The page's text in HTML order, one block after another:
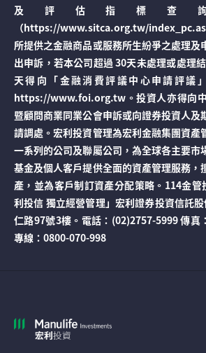
及評估指標查
（https://www.sitca.org.tw/
所提供之金融商品或服務所生紛爭之處理及
出申訴，若本公司超過 30天未處理或處理
天得向「金融消費評議中心申請評議
https://www.foi.org.tw。投資人亦得向
暨顧問商業同業公會申訴或向證券投資人及
請調處。宏利投資管理為宏利金融集團資產
一系列的公司及聯屬公司，為全球各主要市
基金及個人客戶提供全面的資產管理服務，
產，並為客戶制訂資產分配策略。114金
利投信 獨立經營管理」宏利證券投資信託
仁路97號3樓。電話：(02)2757-5999 傳真
專線：0800-070-998